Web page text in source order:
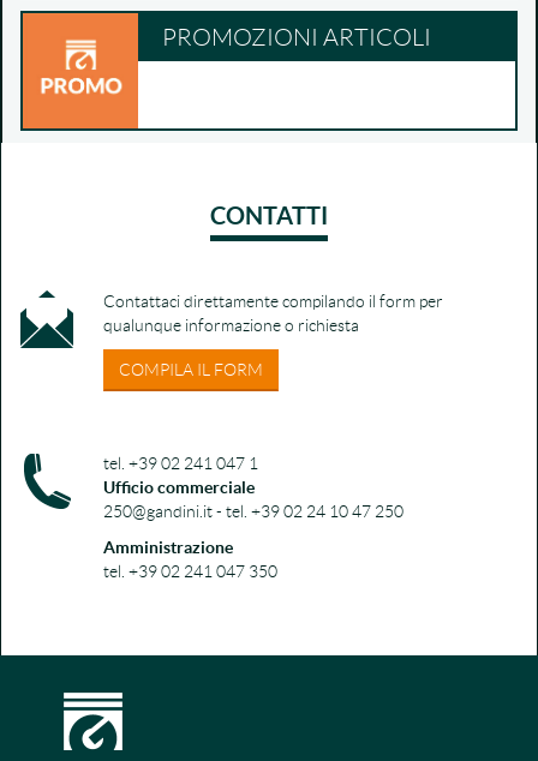
PROMOZIONI ARTICOLI
CONTATTI
Contattaci direttamente compilando il form per
qualunque informazione o richiesta
COMPILA IL FORM
tel. +39 02 241 047 1
Ufficio commerciale
250@gandini.it - tel. +39 02 24 10 47 250
Amministrazione
tel. +39 02 241 047 350